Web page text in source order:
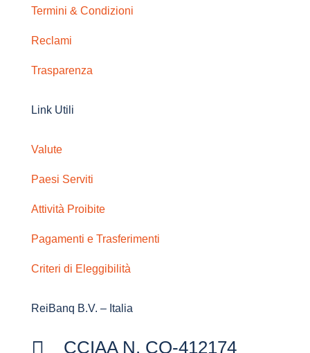
Termini & Condizioni
Reclami
Trasparenza
Link Utili
Valute
Paesi Serviti
Attività Proibite
Pagamenti e Trasferimenti
Criteri di Eleggibilità
ReiBanq B.V. – Italia
CCIAA N. CO-412174